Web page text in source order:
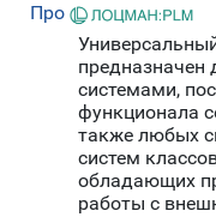
Про
системами,
функционала
также любых
систем
обладающих
работы с